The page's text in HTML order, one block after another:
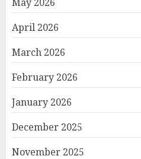
April 2026
March 2026
February 2026
January 2026
December 2025
November 2025